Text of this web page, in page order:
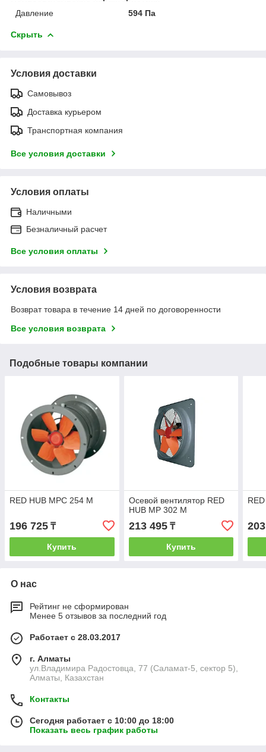
Давление
594 Па
Скрыть
Условия доставки
Самовывоз
Доставка курьером
Транспортная компания
Все условия доставки
Условия оплаты
Наличными
Безналичный расчет
Все условия оплаты
Условия возврата
Возврат товара в течение 14 дней по договоренности
Все условия возврата
Подобные товары компании
RED HUB MPС 254 M
196 725 ₸
Купить
Осевой вентилятор RED
HUB MP 302 M
213 495₸
Купить
О нас
Рейтинг не сформирован
Менее 5 отзывов за последний год
Работает с 28.03.2017
г. Алматы
ул.Владимира Радостовца, 77 (Саламат-5, сектор 5),
Алматы, Казахстан
Контакты
Сегодня работает с 10:00 до 18:00
Показать весь график работы